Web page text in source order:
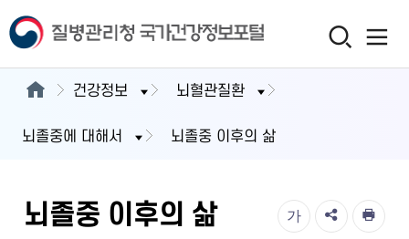
건강정보 뇌혈관질환
뇌졸중에 대해서 뇌졸중 이후의 삶
뇌졸중 이후의 삶 가